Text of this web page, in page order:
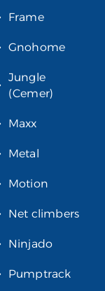
Frame
Gnohome
Jungle
(Cemer)
Maxx
Metal
Motion
Net climbers
Ninjado
Pumptrack